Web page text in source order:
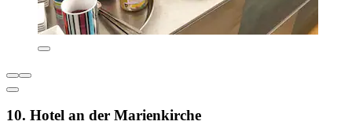
10. Hotel an der Marienkirche